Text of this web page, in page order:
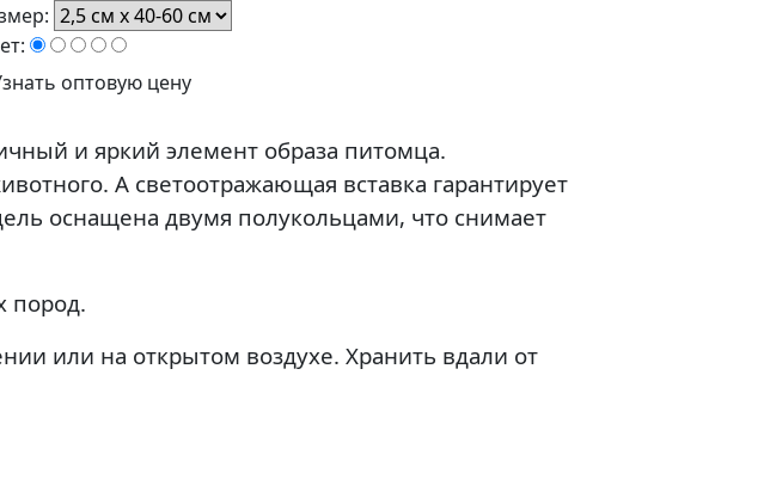
оптовую цену
и яркий элемент образа питомца.
А светоотражающая вставка гарантирует
оснащена двумя полукольцами, что снимает
пород.
или на открытом воздухе. Хранить вдали от